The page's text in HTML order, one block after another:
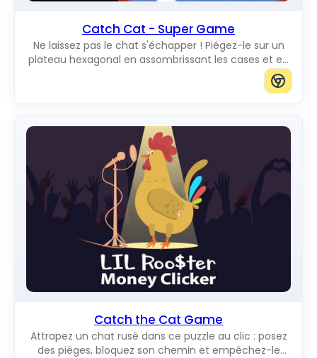
Catch Cat - Super Game
Ne laissez pas le chat s'échapper ! Piégez-le sur un
plateau hexagonal en assombrissant les cases et en
Catch the Cat Game
Attrapez un chat rusé dans ce puzzle au clic : posez
des pièges, bloquez son chemin et empêchez-le